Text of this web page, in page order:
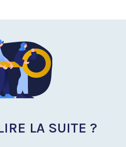
LA SUITE ?